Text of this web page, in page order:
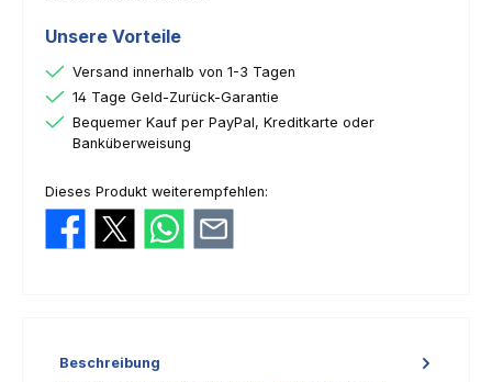
Unsere Vorteile
Versand innerhalb von 1-3 Tagen
14 Tage Geld-Zurück-Garantie
Bequemer Kauf per PayPal, Kreditkarte oder
Banküberweisung
Dieses Produkt weiterempfehlen:
Beschreibung